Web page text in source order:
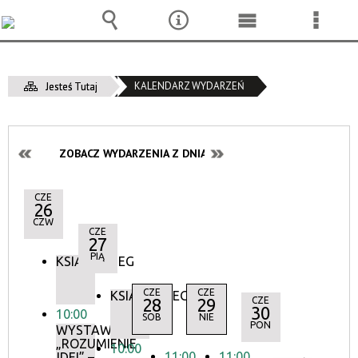
Jesteś Tutaj KALENDARZ WYDARZEŃ
ZOBACZ WYDARZENIA Z DNIA:
CZE
26
CZW
KSIĄŻKOBIEG
10:00
WYSTAWA:
„ROZUMIENIE
CZE
27
PIĄ
KSIĄŻKOBIEG
10:00
CZE
28
SOB
CZE
29
NIE
CZE
30
PON
Wyszukiwarka
NarzędziaMenu
Menu